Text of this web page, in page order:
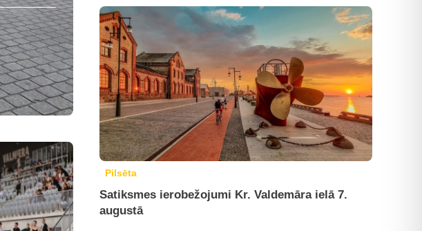
Pilsēta
Satiksmes ierobežojumi Kr. Valdemāra ielā 7.
augustā